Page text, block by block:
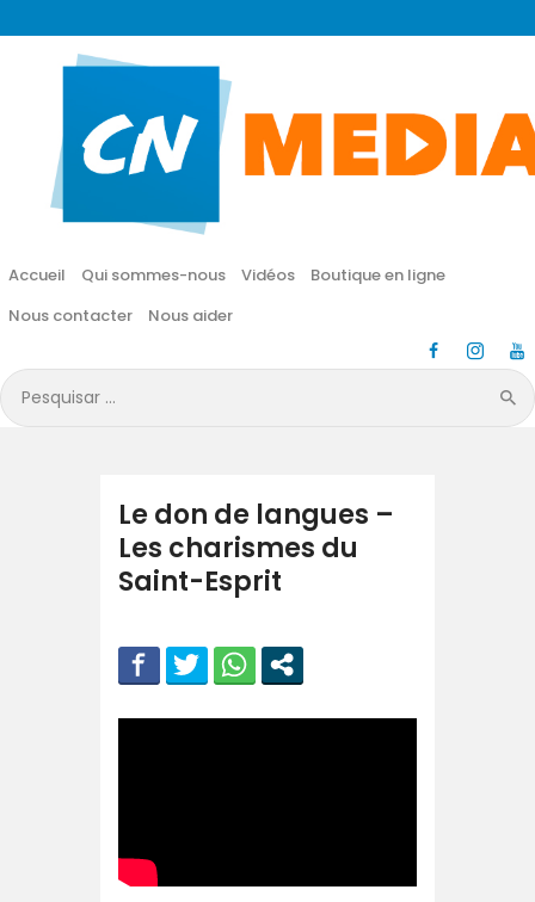
Accueil Qui sommes-nous Vidéos
Boutique en ligne
Nous contacter
Nous aider
Pesquisar
por:
CN MÉDIA
Une vie nouvelle en JESUS !
Accueil
Vidéos
Boutique en ligne
Nous aider
Le don de langues –
Les charismes du
Saint-Esprit